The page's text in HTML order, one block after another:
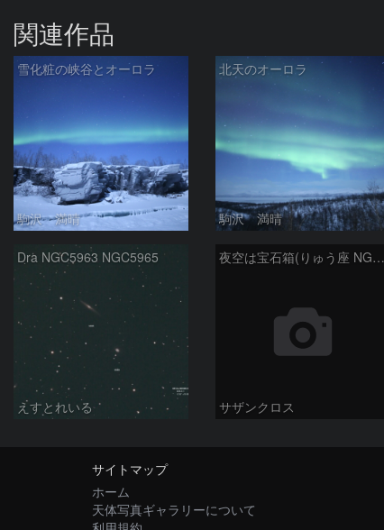
関連作品
雪化粧の峡谷とオーロラ
駒沢 満晴
北天のオーロラ
駒沢 満晴
Dra NGC5963 NGC5965
えすとれいる
夜空は宝石箱(りゅう座 NGC4236) Seestar50
サザンクロス
サイトマップ
ホーム
天体写真ギャラリーについて